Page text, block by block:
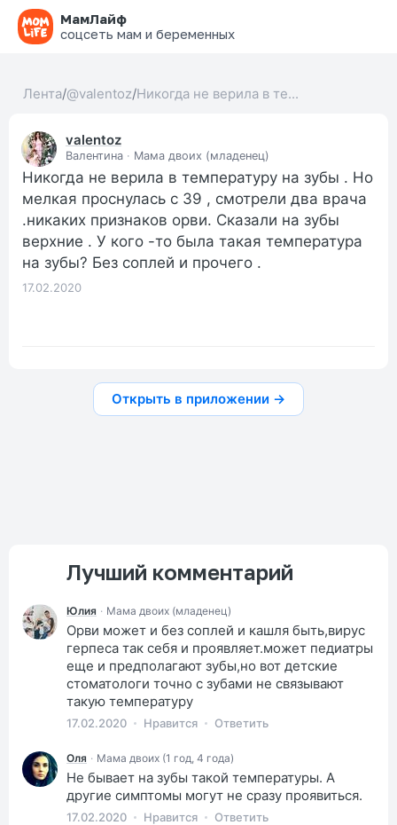
МамЛайф
соцсеть мам и беременных
Лента/@valentoz/Никогда не верила в те...
valentoz
Валентина · Мама двоих (младенец)
Никогда не верила в температуру на зубы . Но
мелкая проснулась с 39 , смотрели два врача
.никаких признаков орви. Сказали на зубы
верхние . У кого -то была такая температура
на зубы? Без соплей и прочего .
17.02.2020
Открыть в приложении →
Лучший комментарий
Юлия · Мама двоих (младенец)
Орви может и без соплей и кашля быть,вирус
герпеса так себя и проявляет.может педиатры
еще и предполагают зубы,но вот детские
стоматологи точно с зубами не связывают
такую температуру
17.02.2020 Нравится Ответить
Оля · Мама двоих (1 год, 4 года)
Не бывает на зубы такой температуры. А
другие симптомы могут не сразу проявиться.
17.02.2020 Нравится Ответить